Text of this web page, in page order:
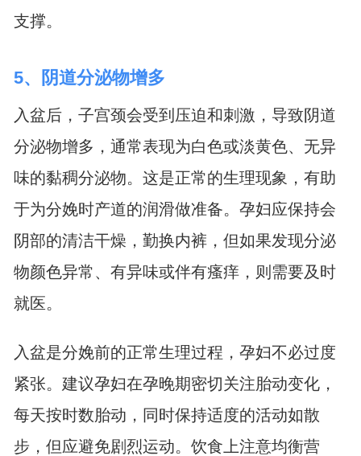
支撑。
5、阴道分泌物增多
入盆后，子宫颈会受到压迫和刺激，导致阴道
分泌物增多，通常表现为白色或淡黄色、无异
味的黏稠分泌物。这是正常的生理现象，有助
于为分娩时产道的润滑做准备。孕妇应保持会
阴部的清洁干燥，勤换内裤，但如果发现分泌
物颜色异常、有异味或伴有瘙痒，则需要及时
就医。
入盆是分娩前的正常生理过程，孕妇不必过度
紧张。建议孕妇在孕晚期密切关注胎动变化，
每天按时数胎动，同时保持适度的活动如散
步，但应避免剧烈运动。饮食上注意均衡营